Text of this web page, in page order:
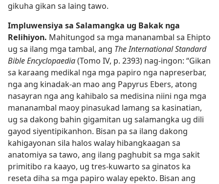
gikuha gikan sa laing tawo.
Impluwensiya sa Salamangka ug Bakak nga
Relihiyon. Mahitungod sa mga mananambal sa Ehipto
ug sa ilang mga tambal, ang The International Standard
Bible Encyclopaedia(Tomo IV, p. 2393) nag-ingon: “Gikan
sa karaang medikal nga mga papiro nga napreserbar,
nga ang kinadak-an mao ang Papyrus Ebers, atong
nasayran nga ang kahibalo sa medisina niini nga mga
mananambal maoy pinasukad lamang sa kasinatian,
ug sa dakong bahin gigamitan ug salamangka ug dili
gayod siyentipikanhon. Bisan pa sa ilang dakong
kahigayonan sila halos walay hibangkaagan sa
anatomiya sa tawo, ang ilang paghubit sa mga sakit
primitibo ra kaayo, ug tres-kuwarto sa ginatos ka
reseta diha sa mga papiro walay epekto. Bisan ang